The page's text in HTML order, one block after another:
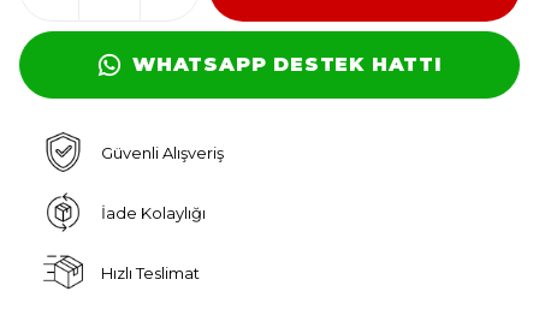
WHATSAPP DESTEK HATTI
Güvenli Alışveriş
İade Kolaylığı
Hızlı Teslimat